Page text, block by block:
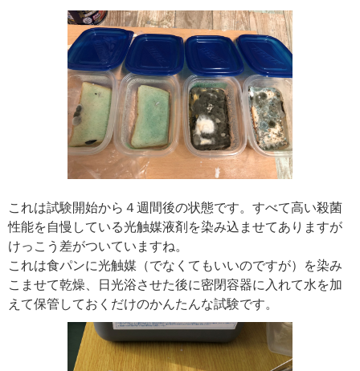
これは試験開始から４週間後の状態です。すべて高い殺菌
性能を自慢している光触媒液剤を染み込ませてありますが
けっこう差がついていますね。
これは食パンに光触媒（でなくてもいいのですが）を染み
こませて乾燥、日光浴させた後に密閉容器に入れて水を加
えて保管しておくだけのかんたんな試験です。